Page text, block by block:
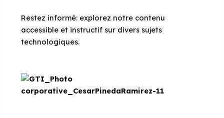
Restez informé: explorez notre contenu
accessible et instructif sur divers sujets
technologiques.